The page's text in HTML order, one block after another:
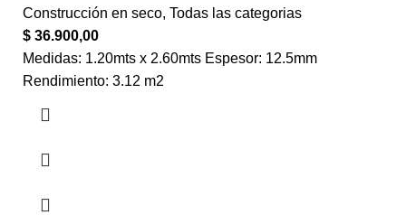
Construcción en seco, Todas las categorias
$ 36.900,00
Medidas: 1.20mts x 2.60mts Espesor: 12.5mm
Rendimiento: 3.12 m2